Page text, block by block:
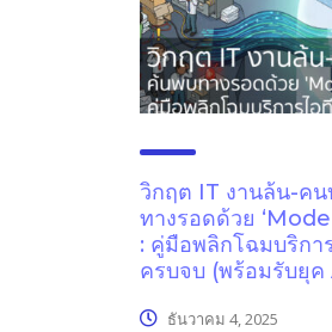
วิกฤต IT งานล้น-ค
ทางรอดด้วย
: คู่มือพลิกโฉมบริกา
ครบจบ (พร้อมรับยุค
ธันวาคม 4, 2025